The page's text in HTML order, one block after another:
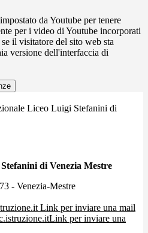
da Youtube per tenere
per i video di Youtube incorporati
il visitatore del sito web sta
versione dell'interfaccia di
Liceo Luigi Stefanini di
di Venezia Mestre
- Venezia-Mestre
Link per inviare una mail
Link per inviare una